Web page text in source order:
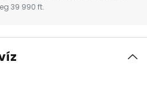
39 990 ft.